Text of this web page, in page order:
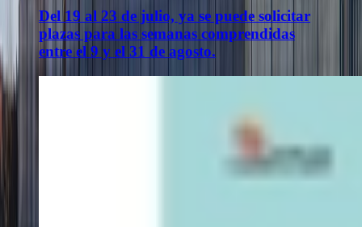
Del 19 al 23 de julio, ya se puede solicitar
plazas para las semanas comprendidas
entre el 9 y el 31 de agosto.